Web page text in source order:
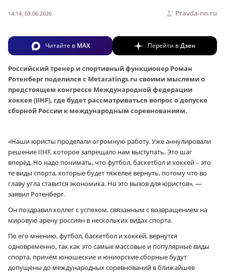
Pravda-nn.ru
14:14, 03.06.2026
Читайте в MAX Перейти вДзен
Российский тренер и спортивный функционер Роман
Ротенберг поделился с Metaratings.ru своими мыслями о
предстоящем конгрессе Международной федерации
хоккея (IIHF), где будет рассматриваться вопрос о допуске
сборной России к международным соревнованиям.
«Наши юристы проделали огромную работу. Уже аннулировали
решение IIHF, которое запрещало нам выступать. Это шаг
вперёд. Но надо понимать, что футбол, баскетбол и хоккей – это
те виды спорта, которые будет тяжелее вернуть, потому что во
главу угла ставится экономика. Но это вызов для юристов», —
заявил Ротенберг.
Он поздравил коллег с успехом, связанным с возвращением на
мировую арену россиян в нескольких видах спорта.
По его мнению, футбол, баскетбол и хоккей, вернутся
одновременно, так как это самые массовые и популярные виды
спорта, причём юношеские и юниорские сборные будут
допущены до международных соревнований в ближайшее